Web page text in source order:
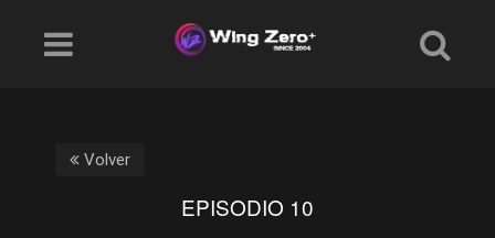
Volver
EPISODIO 10